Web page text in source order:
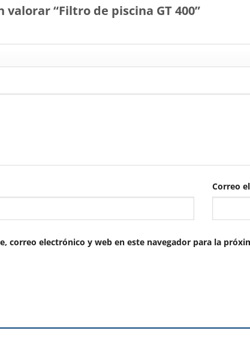
valorar “Filtro de piscina GT 400”
Correo
correo electrónico y web en este navegador para la